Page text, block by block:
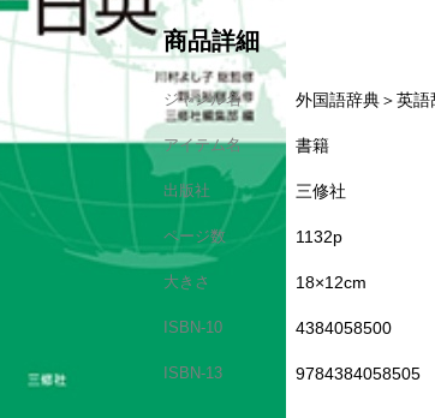
商品詳細
ジャンル名 外国語辞典＞英語
アイテム名 書籍
出版社 三修社
ページ数 1132p
大きさ 18×12cm
ISBN-10 4384058500
ISBN-13 9784384058505